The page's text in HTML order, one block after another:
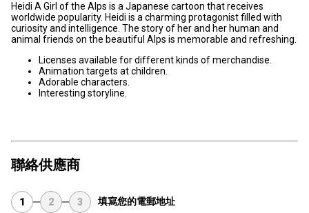
Heidi A Girl of the Alps is a Japanese cartoon that receives
worldwide popularity. Heidi is a charming protagonist filled with
curiosity and intelligence. The story of her and her human and
animal friends on the beautiful Alps is memorable and refreshing.
Licenses available for different kinds of merchandise.
Animation targets at children.
Adorable characters.
Interesting storyline.
聯絡供應商
1 2 3 填寫您的電郵地址